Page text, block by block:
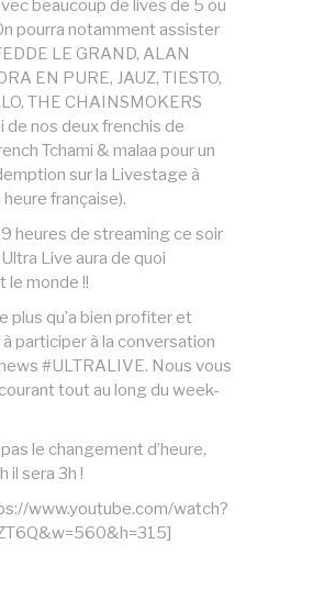
beaucoup de lives de 5 ou
pourra notamment assister
LE GRAND, ALAN
EN PURE, JAUZ, TIESTO,
THE CHAINSMOKERS
de nos deux frenchis de
Tchami & malaa pour un
sur la Livestage à
française).
heures de streaming ce soir
Live aura de quoi
le monde !!
plus qu’a bien profiter et
à participer à la conversation
#ULTRALIVE. Nous vous
tout au long du week-
pas le changement d’heure,
il sera 3h !
www.youtube.com/watch?